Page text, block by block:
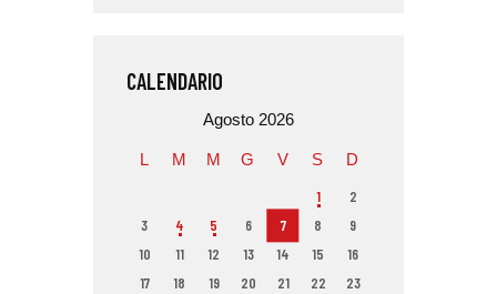
CALENDARIO
Agosto 2026
L M M G V S D
1
2
3
4 5 6 7 8
9
10
11 12 13 14 15
16
17
18 19 20 21 22
23